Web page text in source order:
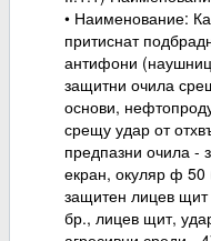
• Наименование:
притиснат
антифони
защитни очила
основи,
срещу удар от
предпазни очила -
екран, окуляр ф 50
защитен лицев щит
бр., лицев щит,